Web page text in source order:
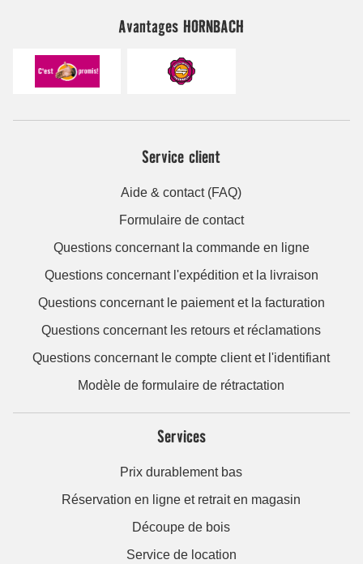
Avantages HORNBACH
Service client
Aide & contact (FAQ)
Formulaire de contact
Questions concernant la commande en ligne
Questions concernant l'expédition et la livraison
Questions concernant le paiement et la facturation
Questions concernant les retours et réclamations
Questions concernant le compte client et l'identifiant
Modèle de formulaire de rétractation
Services
Prix durablement bas
Réservation en ligne et retrait en magasin
Découpe de bois
Service de location